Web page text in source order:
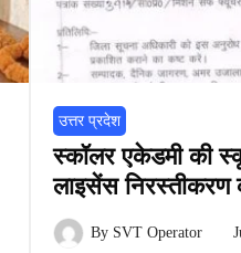
उत्तर प्रदेश
स्कॉलर एकेडमी की
लाइसेंस निरस्तीकरण
By SVT Operator